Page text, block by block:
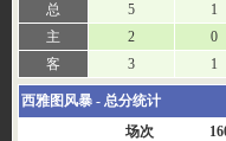
总
5 1
主
2 0
客
3 1
西雅图风暴 - 总分统计
场次